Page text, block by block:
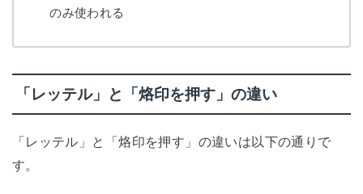
のみ使われる
「レッテル」と「烙印を押す」の違い
「レッテル」と「烙印を押す」の違いは以下の通りで
す。